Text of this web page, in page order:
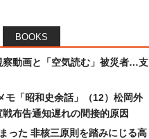
BOOKS
察動画と「空気読む」被災者…支
モ「昭和史余話」（12）松岡外
布告通知遅れの間接的原因
った 非核三原則を踏みにじる高